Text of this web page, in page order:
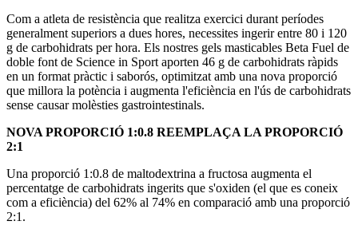
Com a atleta de resistència que realitza exercici durant períodes
generalment superiors a dues hores, necessites ingerir entre 80 i 120
g de carbohidrats per hora. Els nostres gels masticables Beta Fuel de
doble font de Science in Sport aporten 46 g de carbohidrats ràpids
en un format pràctic i saborós, optimitzat amb una nova proporció
que millora la potència i augmenta l'eficiència en l'ús de carbohidrats
sense causar molèsties gastrointestinals.
NOVA PROPORCIÓ 1:0.8 REEMPLAÇA LA PROPORCIÓ
2:1
Una proporció 1:0.8 de maltodextrina a fructosa augmenta el
percentatge de carbohidrats ingerits que s'oxiden (el que es coneix
com a eficiència) del 62% al 74% en comparació amb una proporció
2:1.